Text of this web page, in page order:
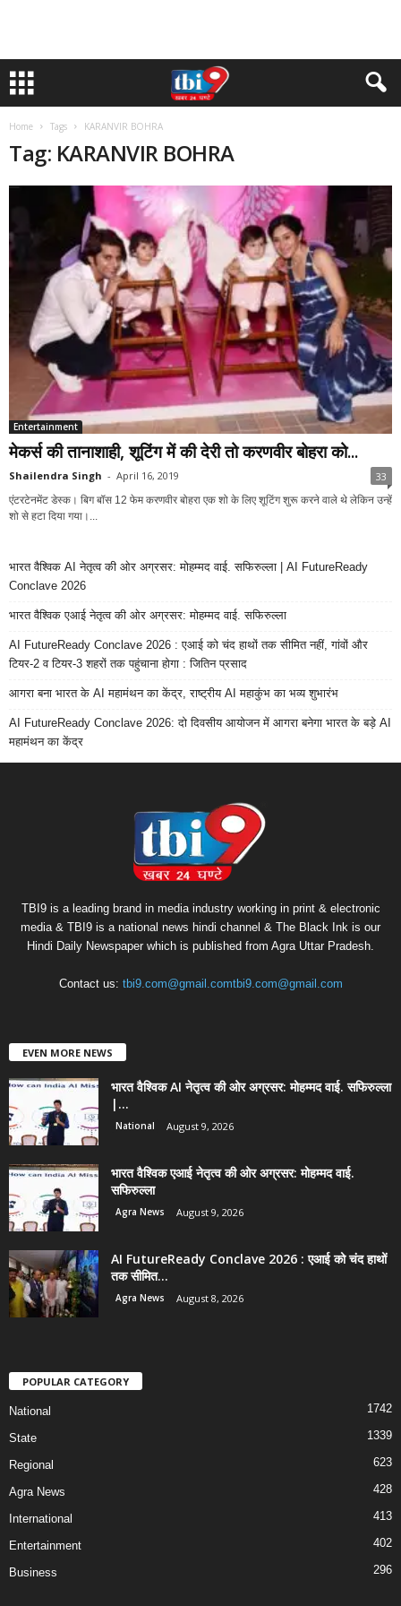
Home Tags KARANVIR BOHRA
Tag: KARANVIR BOHRA
Entertainment
मेकर्स की तानाशाही, शूटिंग में की देरी तो करणवीर बोहरा को...
Shailendra Singh - April 16, 2019 33
एंटरटेनमेंट डेस्क। बिग बॉस 12 फेम करणवीर बोहरा एक शो के लिए शूटिंग शुरू करने वाले थे लेकिन उन्हें
शो से हटा दिया गया।...
भारत वैश्विक AI नेतृत्व की ओर अग्रसर: मोहम्मद वाई. सफिरुल्ला | AI FutureReady
Conclave 2026
भारत वैश्विक एआई नेतृत्व की ओर अग्रसर: मोहम्मद वाई. सफिरुल्ला
AI FutureReady Conclave 2026 : एआई को चंद हाथों तक सीमित नहीं, गांवों और
टियर-2 व टियर-3 शहरों तक पहुंचाना होगा : जितिन प्रसाद
आगरा बना भारत के AI महामंथन का केंद्र, राष्ट्रीय AI महाकुंभ का भव्य शुभारंभ
AI FutureReady Conclave 2026: दो दिवसीय आयोजन में आगरा बनेगा भारत के बड़े AI
महामंथन का केंद्र
TBI9 is a leading brand in media industry working in print & electronic
media & TBI9 is a national news hindi channel & The Black Ink is our
Hindi Daily Newspaper which is published from Agra Uttar Pradesh.
Contact us: tbi9.com@gmail.comtbi9.com@gmail.com
EVEN MORE NEWS
भारत वैश्विक AI नेतृत्व की ओर अग्रसर: मोहम्मद वाई. सफिरुल्ला
|...
National August 9, 2026
भारत वैश्विक एआई नेतृत्व की ओर अग्रसर: मोहम्मद वाई.
सफिरुल्ला
Agra News August 9, 2026
AI FutureReady Conclave 2026 : एआई को चंद हाथों
तक सीमित...
Agra News August 8, 2026
POPULAR CATEGORY
National 1742
State 1339
Regional 623
Agra News 428
International 413
Entertainment 402
Business 296